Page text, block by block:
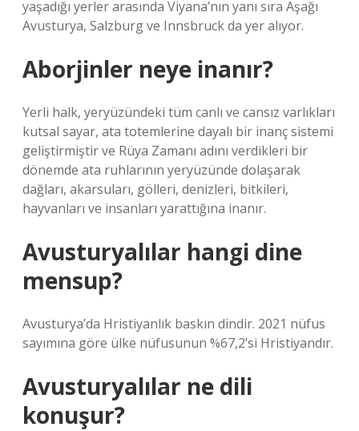
yaşadığı yerler arasında Viyana’nın yanı sıra Aşağı
Avusturya, Salzburg ve Innsbruck da yer alıyor.
Aborjinler neye inanır?
Yerli halk, yeryüzündeki tüm canlı ve cansız varlıkları
kutsal sayar, ata totemlerine dayalı bir inanç sistemi
geliştirmiştir ve Rüya Zamanı adını verdikleri bir
dönemde ata ruhlarının yeryüzünde dolaşarak
dağları, akarsuları, gölleri, denizleri, bitkileri,
hayvanları ve insanları yarattığına inanır.
Avusturyalılar hangi dine
mensup?
Avusturya’da Hristiyanlık baskın dindir. 2021 nüfus
sayımına göre ülke nüfusunun %67,2’si Hristiyandır.
Avusturyalılar ne dili
konuşur?